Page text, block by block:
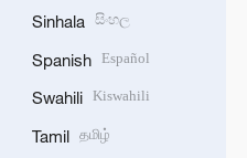
Sinhala සිංහල
Spanish Español
Swahili Kiswahili
Tamil தமிழ்